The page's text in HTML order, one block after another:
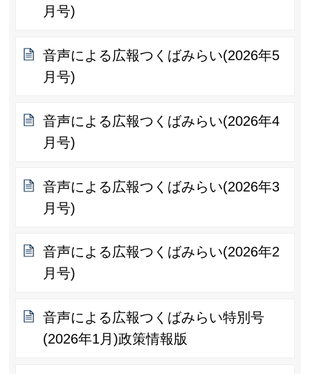
月号)
音声による広報つくばみらい(2026年5
月号)
音声による広報つくばみらい(2026年4
月号)
音声による広報つくばみらい(2026年3
月号)
音声による広報つくばみらい(2026年2
月号)
音声による広報つくばみらい特別号
(2026年1月)政策情報版